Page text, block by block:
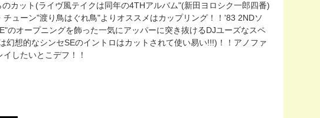
カット(ライヴ風テイクは同年の4THアルバム"(新田ヨロシク一郎四番)
ューン"渡り鳥はぐれ鳥"よりオススメはカップリング！！'83 2NDソ
のオープニングを飾った一気にアッパーに突き抜けるDJユーズなスペ
幻想的なシンセSEのイントロはカットされて使い易い!!!)！！アノファ
したいとこデフ！！